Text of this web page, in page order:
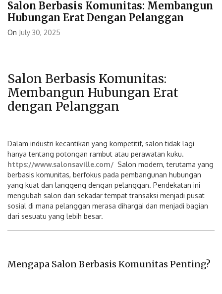
Salon Berbasis Komunitas: Membangun
Hubungan Erat Dengan Pelanggan
On July 30, 2025
Salon Berbasis Komunitas:
Membangun Hubungan Erat
dengan Pelanggan
Dalam industri kecantikan yang kompetitif, salon tidak lagi
hanya tentang potongan rambut atau perawatan kuku.
https://www.salonsaville.com/ Salon modern, terutama yang
berbasis komunitas, berfokus pada pembangunan hubungan
yang kuat dan langgeng dengan pelanggan. Pendekatan ini
mengubah salon dari sekadar tempat transaksi menjadi pusat
sosial di mana pelanggan merasa dihargai dan menjadi bagian
dari sesuatu yang lebih besar.
Mengapa Salon Berbasis Komunitas Penting?